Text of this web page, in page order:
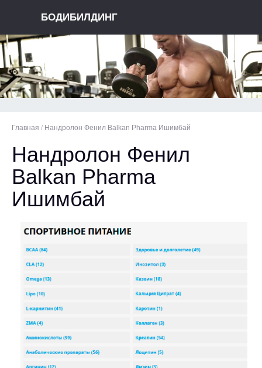
БОДИБИЛДИНГ
Главная / Нандролон Фенил Balkan Pharma Ишимбай
Нандролон Фенил
Balkan Pharma
Ишимбай